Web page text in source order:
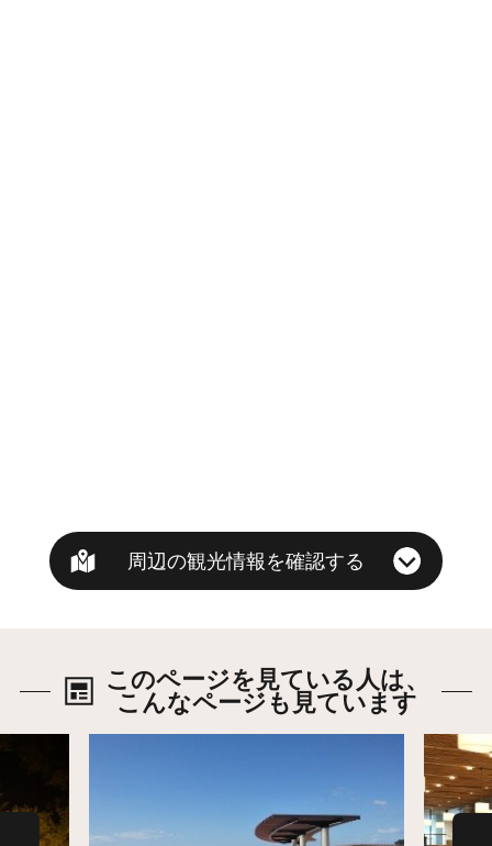
周辺の観光情報を確認する
このページを見ている人は、
こんなページも見ています
詳細は